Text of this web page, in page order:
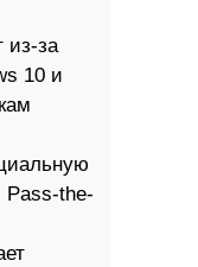
из-за
10 и
Pass-the-